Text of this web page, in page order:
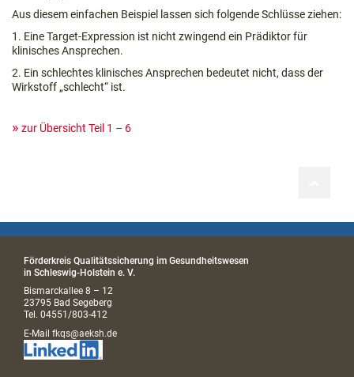
Aus diesem einfachen Beispiel lassen sich folgende Schlüsse ziehen:
1. Eine Target-Expression ist nicht zwingend ein Prädiktor für
klinisches Ansprechen.
2. Ein schlechtes klinisches Ansprechen bedeutet nicht, dass der
Wirkstoff „schlecht“ ist.
zur Übersicht Teil 1 – 6
Förderkreis Qualitätssicherung im Gesundheitswesen
in Schleswig-Holstein e. V.
Bismarckallee 8 – 12
23795 Bad Segeberg
Tel. 04551/803-412
E-Mail fkqs@aeksh.de